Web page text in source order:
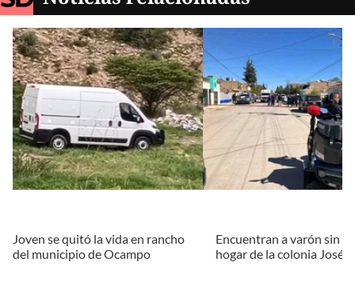
Joven se quitó la vida en rancho
del municipio de Ocampo
Encuentran a varón sin
hogar de la colonia José